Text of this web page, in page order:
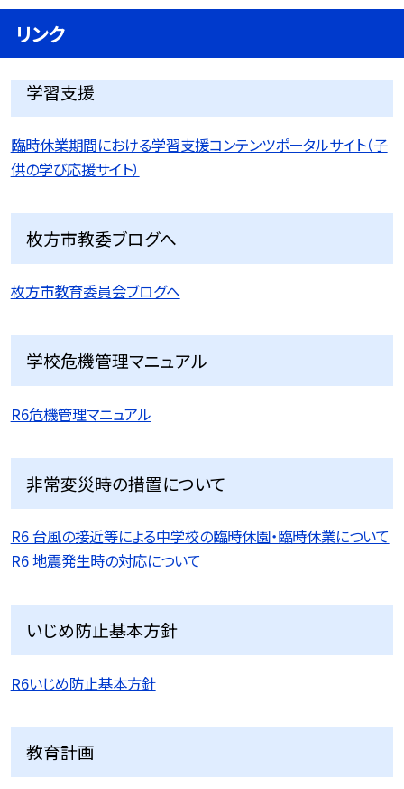
リンク
学習支援
臨時休業期間における学習支援コンテンツポータルサイト（子
供の学び応援サイト）
枚方市教委ブログへ
枚方市教育委員会ブログへ
学校危機管理マニュアル
R6危機管理マニュアル
非常変災時の措置について
R6 台風の接近等による中学校の臨時休園・臨時休業について
R6 地震発生時の対応について
いじめ防止基本方針
R6いじめ防止基本方針
教育計画